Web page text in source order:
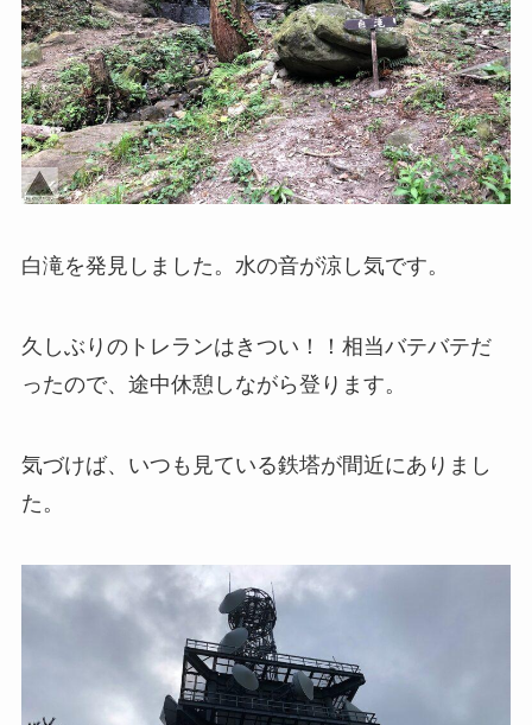
白滝を発見しました。水の音が涼し気です。
久しぶりのトレランはきつい！！相当バテバテだ
ったので、途中休憩しながら登ります。
気づけば、いつも見ている鉄塔が間近にありまし
た。